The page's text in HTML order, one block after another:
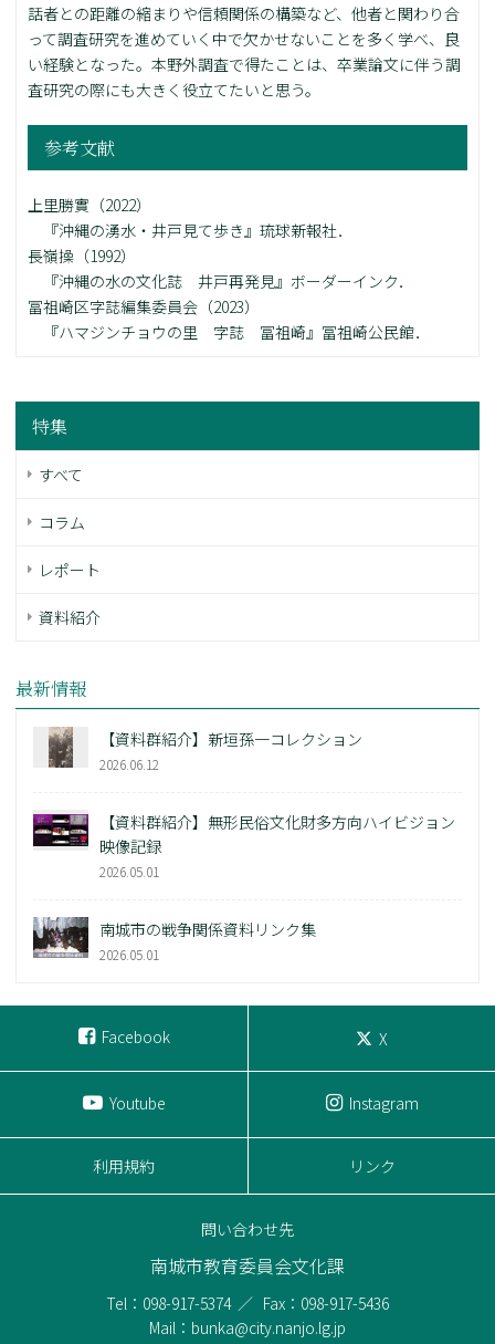
話者との距離の縮まりや信頼関係の構築など、他者と関わり合
って調査研究を進めていく中で欠かせないことを多く学べ、良
い経験となった。本野外調査で得たことは、卒業論文に伴う調
査研究の際にも大きく役立てたいと思う。
参考文献
上里勝實（2022）
『沖縄の湧水・井戸見て歩き』琉球新報社．
長嶺操（1992）
『沖縄の水の文化誌 井戸再発見』ボーダーインク．
冨祖崎区字誌編集委員会（2023）
『ハマジンチョウの里 字誌 冨祖崎』冨祖崎公民館．
特集
すべて
コラム
レポート
資料紹介
最新情報
【資料群紹介】新垣孫一コレクション
2026.06.12
【資料群紹介】無形民俗文化財多方向ハイビジョン
映像記録
2026.05.01
南城市の戦争関係資料リンク集
2026.05.01
Facebook X
Youtube Instagram
利用規約 リンク
問い合わせ先
南城市教育委員会文化課
Tel：098-917-5374
Fax：098-917-5436
Mail：bunka@city.nanjo.lg.jp